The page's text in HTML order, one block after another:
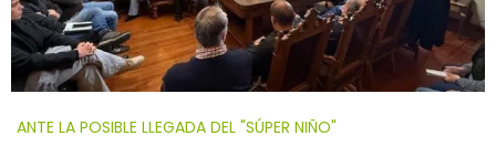
ANTE LA POSIBLE LLEGADA DEL "SÚPER NIÑO"